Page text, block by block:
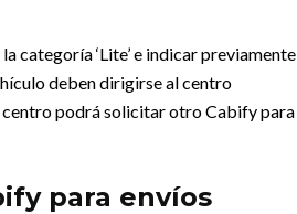
categoría ‘Lite’ e indicar previamente
deben dirigirse al centro
centro podrá solicitar otro Cabify para
para envíos